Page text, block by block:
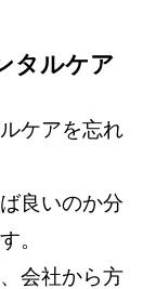
タルケア
ケアを忘れ
良いのか分
。
会社から方